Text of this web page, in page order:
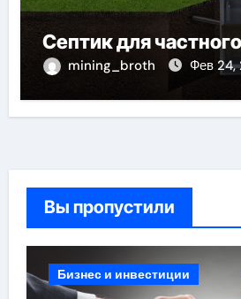
Септик для
mining_broth Фев 24,
Вы пропустили
Бизнес и инвестиции